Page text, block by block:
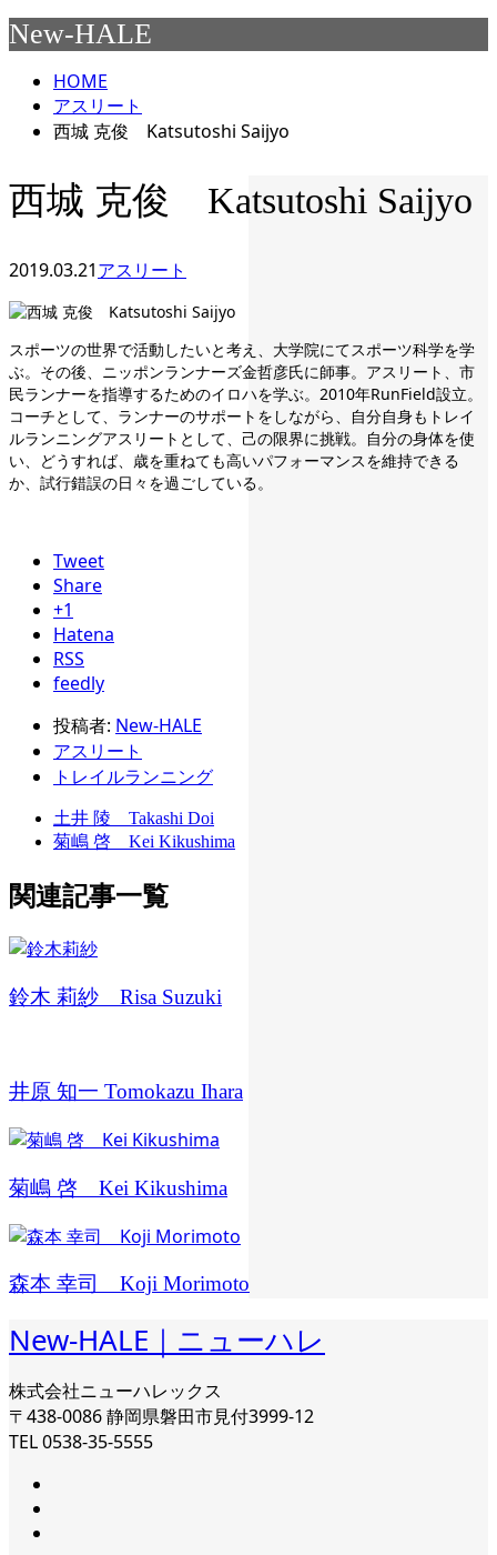
New-HALE
HOME
アスリート
西城 克俊 Katsutoshi Saijyo
西城 克俊 Katsutoshi Saijyo
2019.03.21アスリート
スポーツの世界で活動したいと考え、大学院にてスポーツ科学を学
ぶ。その後、ニッポンランナーズ金哲彦氏に師事。アスリート、市
民ランナーを指導するためのイロハを学ぶ。2010年RunField設立。
コーチとして、ランナーのサポートをしながら、自分自身もトレイ
ルランニングアスリートとして、己の限界に挑戦。自分の身体を使
い、どうすれば、歳を重ねても高いパフォーマンスを維持できる
か、試行錯誤の日々を過ごしている。
Tweet
Share
+1
Hatena
RSS
feedly
投稿者: New-HALE
アスリート
トレイルランニング
土井 陵 Takashi Doi
菊嶋 啓 Kei Kikushima
関連記事一覧
鈴木 莉紗 Risa Suzuki
井原 知一 Tomokazu Ihara
菊嶋 啓 Kei Kikushima
森本 幸司 Koji Morimoto
New-HALE｜ニューハレ
株式会社ニューハレックス
〒438-0086 静岡県磐田市見付3999-12
TEL 0538-35-5555